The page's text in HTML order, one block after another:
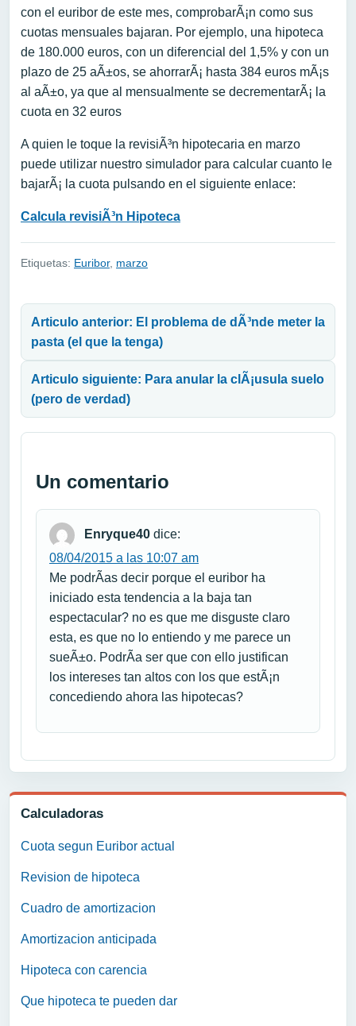
Calculadoras
Cuota segun Euribor actual
Revision de hipoteca
Cuadro de amortizacion
Amortizacion anticipada
Hipoteca con carencia
Que hipoteca te pueden dar
con el euribor de este mes, comprobarÃ¡n como sus
cuotas mensuales bajaran. Por ejemplo, una hipoteca
de 180.000 euros, con un diferencial del 1,5% y con un
plazo de 25 aÃ±os, se ahorrarÃ¡ hasta 384 euros mÃ¡s
al aÃ±o, ya que al mensualmente se decrementarÃ¡ la
cuota en 32 euros
A quien le toque la revisiÃ³n hipotecaria en marzo
puede utilizar nuestro simulador para calcular cuanto le
bajarÃ¡ la cuota pulsando en el siguiente enlace:
Calcula revisiÃ³n Hipoteca
Etiquetas: Euribor, marzo
Articulo anterior: El problema de dÃ³nde meter la
pasta (el que la tenga)
Articulo siguiente: Para anular la clÃ¡usula suelo
(pero de verdad)
Un comentario
Enryque40 dice:
08/04/2015 a las 10:07 am
Me podrÃ­as decir porque el euribor ha
iniciado esta tendencia a la baja tan
espectacular? no es que me disguste claro
esta, es que no lo entiendo y me parece un
sueÃ±o. PodrÃ­a ser que con ello justifican
los intereses tan altos con los que estÃ¡n
concediendo ahora las hipotecas?